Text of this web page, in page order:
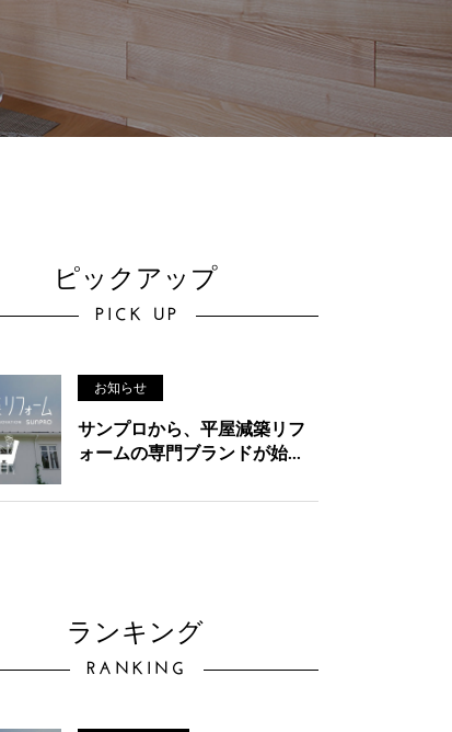
ピックアップ
PICK UP
お知らせ
サンプロから、平屋減築リフ
ォームの専門ブランドが始...
ランキング
RANKING